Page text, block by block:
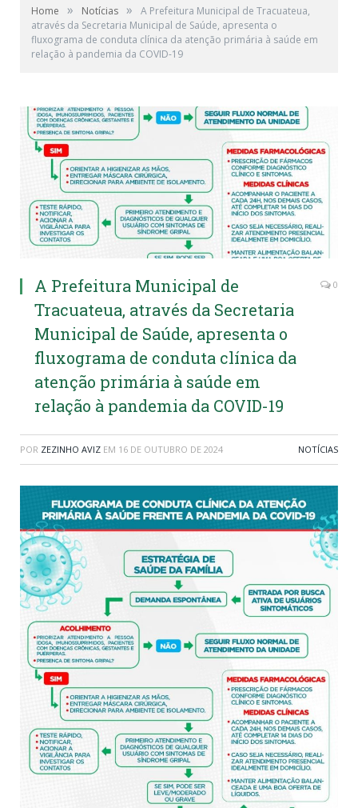
Home » Notícias »
A Prefeitura Municipal de Tracuateua,
através da Secretaria Municipal de Saúde, apresenta o
fluxograma de conduta clínica da atenção primária à saúde em
relação à pandemia da COVID-19
A Prefeitura Municipal de
Tracuateua, através da Secretaria
Municipal de Saúde, apresenta o
fluxograma de conduta clínica da
atenção primária à saúde em
relação à pandemia da COVID-19
0
POR ZEZINHO AVIZ EM 16 DE OUTUBRO DE 2024 NOTÍCIAS